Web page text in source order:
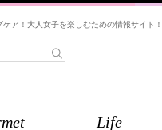
ケア！大人女子を楽しむための情報サイト！
Life